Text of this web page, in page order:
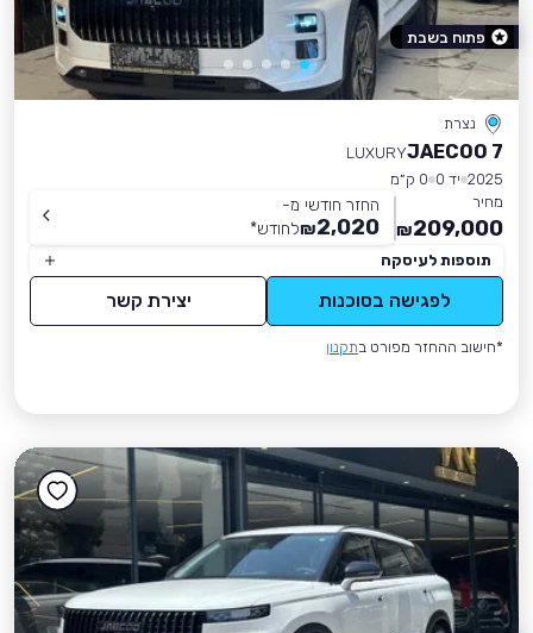
נצרת
JAECOO 7
LUXURY
2025 יד 0
0 ק״מ
מחיר
209,000
₪
החזר חודשי מ-
2,020
₪לחודש*
תוספות לעיסקה
לפגישה בסוכנות יצירת קשר
*חישוב ההחזר מפורט בתקנון
פתוח בשבת